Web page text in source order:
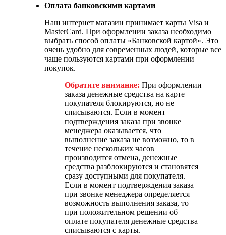
Оплата банковскими картами
Наш интернет магазин принимает карты Visa и
MasterCard. При оформлении заказа необходимо
выбрать способ оплаты «Банковской картой». Это
очень удобно для современных людей, которые все
чаще пользуются картами при оформлении
покупок.
Обратите внимание: При оформлении
заказа денежные средства на карте
покупателя блокируются, но не
списываются. Если в момент
подтверждения заказа при звонке
менеджера оказывается, что
выполнение заказа не возможно, то в
течение нескольких часов
производится отмена, денежные
средства разблокируются и становятся
сразу доступными для покупателя.
Если в момент подтверждения заказа
при звонке менеджера определяется
возможность выполнения заказа, то
при положительном решении об
оплате покупателя денежные средства
списываются с карты.